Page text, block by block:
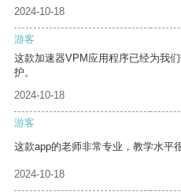
2024-10-18
游客
这款加速器VPM应用程序已经为我
护。
2024-10-18
游客
这款app的老师非常专业，教学水平
2024-10-18